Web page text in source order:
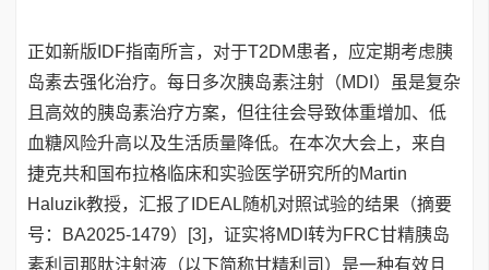
正如新版IDF指南所言，对于T2DM患者，应定期考虑胰
岛素去强化治疗。每日多次胰岛素注射（MDI）虽是复杂
且高效的胰岛素治疗方案，但往往会导致体重增加、低
血糖风险升高以及生活质量降低。在本次大会上，来自
捷克共和国布拉格临床和实验医学研究所的Martin
Haluzik教授，汇报了IDEAL随机对照试验的结果（摘要
号：BA2025-1479）[3]，证实将MDI转为FRC甘精胰岛
素利司那肽注射液（以下简称甘精利司）是一种有效且